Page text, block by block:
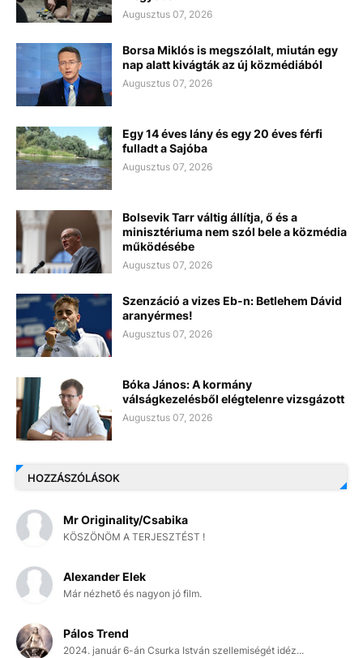
Augusztus 07, 2026
Borsa Miklós is megszólalt, miután egy
nap alatt kivágták az új közmédiából
Augusztus 07, 2026
Egy 14 éves lány és egy 20 éves férfi
fulladt a Sajóba
Augusztus 07, 2026
Bolsevik Tarr váltig állítja, ő és a
minisztériuma nem szól bele a közmédia
működésébe
Augusztus 07, 2026
Szenzáció a vizes Eb-n: Betlehem Dávid
aranyérmes!
Augusztus 07, 2026
Bóka János: A kormány
válságkezelésből elégtelenre vizsgázott
Augusztus 07, 2026
HOZZÁSZÓLÁSOK
Mr Originality/Csabika
KÖSZÖNÖM A TERJESZTÉST !
Alexander Elek
Már nézhető és nagyon jó film.
Pálos Trend
2024. január 6-án Csurka István szellemiségét idéz...